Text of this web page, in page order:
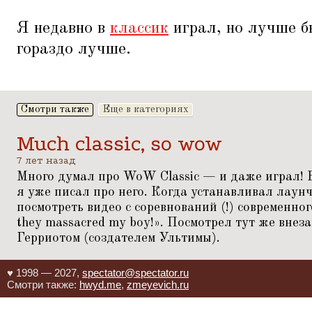
Я недавно в классик играл, но лучше
гораздо лучше.
Смотри также Еще в категориях
Much classic, so wow
7 лет назад
Много думал про WoW Classic — и даже играл!
я уже писал про него. Когда устанавливал
посмотреть видео с соревнований (!)
they massacred my boy!». Посмотрел тут же
Герриотом (создателем Ультимы).
♥ 1998 — 2027, spectator@spectator.ru
Смотри также: hwyd.me, zmeyevich.ru